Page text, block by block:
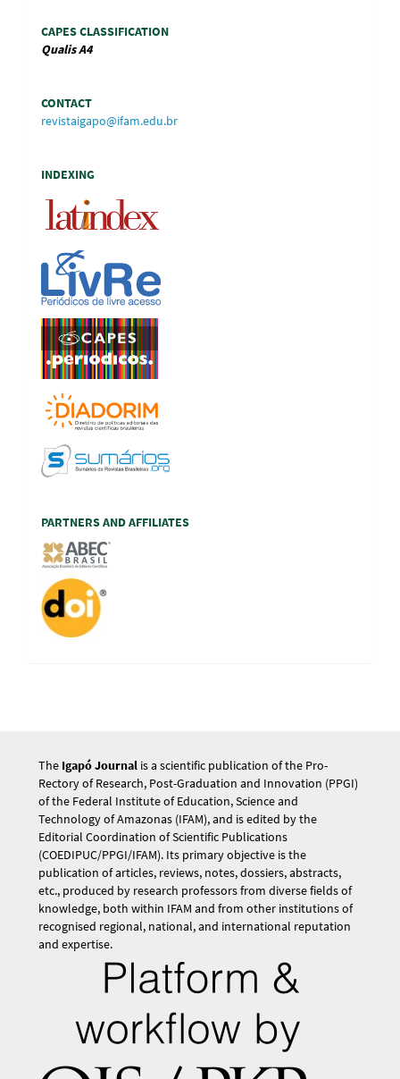
CAPES CLASSIFICATION
QualisA4
CONTACT
revistaigapo@ifam.edu.br
INDEXING
PARTNERS AND AFFILIATES
The Igapó Journal is a scientific publication of the Pro-
Rectory of Research, Post-Graduation and Innovation (PPGI)
of the Federal Institute of Education, Science and
Technology of Amazonas (IFAM), and is edited by the
Editorial Coordination of Scientific Publications
(COEDIPUC/PPGI/IFAM). Its primary objective is the
publication of articles, reviews, notes, dossiers, abstracts,
etc., produced by research professors from diverse fields of
knowledge, both within IFAM and from other institutions of
recognised regional, national, and international reputation
and expertise.